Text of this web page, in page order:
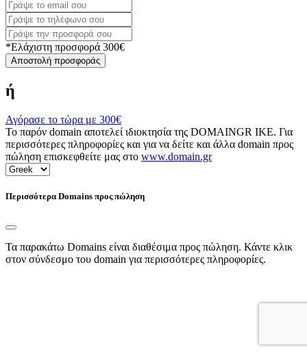
*Ελάχιστη προσφορά 300€
Αποστολή προσφοράς
ή
Αγόρασε το τώρα με 300€
Το παρόν domain αποτελεί ιδιοκτησία της DOMAINGR ΙΚΕ. Για
περισσότερες πληροφορίες και για να δείτε και άλλα domain προς
πώληση επισκεφθείτε μας στο www.domain.gr
Περισσότερα Domains προς πώληση
Τα παρακάτω Domains είναι διαθέσιμα προς πώληση. Κάντε κλικ
στον σύνδεσμο του domain για περισσότερες πληροφορίες.